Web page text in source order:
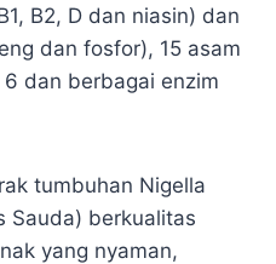
B2, D dan niasin) dan
dan fosfor), 15 asam
dan berbagai enzim
tumbuhan Nigella
Sauda) berkualitas
yang nyaman,